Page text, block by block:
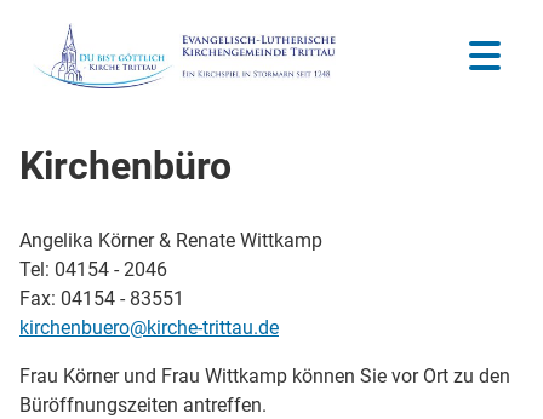
Kirchenbüro
Angelika Körner & Renate Wittkamp
Tel: 04154 - 2046
Fax: 04154 - 83551
kirchenbuero@kirche-trittau.de
Frau Körner und Frau Wittkamp können Sie vor Ort zu den
Büröffnungszeiten antreffen.